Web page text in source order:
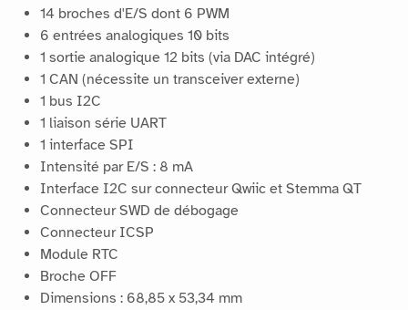
14 broches d'E/S dont 6 PWM
6 entrées analogiques 10 bits
1 sortie analogique 12 bits (via DAC intégré)
1 CAN (nécessite un transceiver externe)
1 bus I2C
1 liaison série UART
1 interface SPI
Intensité par E/S : 8 mA
Interface I2C sur connecteur Qwiic et Stemma QT
Connecteur SWD de débogage
Connecteur ICSP
Module RTC
Broche OFF
Dimensions : 68,85 x 53,34 mm